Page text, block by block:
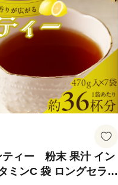
かる経費など）
るさと応援基金」に
きます。
方から146万7,000
ィー 粉末 果汁 イン
ミンC 袋 ロングセラー